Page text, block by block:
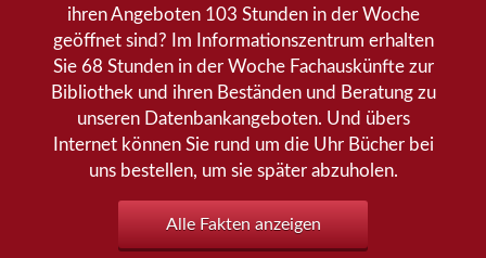
ihren Angeboten 103 Stunden in der Woche
geöffnet sind? Im Informationszentrum erhalten
Sie 68 Stunden in der Woche Fachauskünfte zur
Bibliothek und ihren Beständen und Beratung zu
unseren Datenbankangeboten. Und übers
Internet können Sie rund um die Uhr Bücher bei
uns bestellen, um sie später abzuholen.
Alle Fakten anzeigen